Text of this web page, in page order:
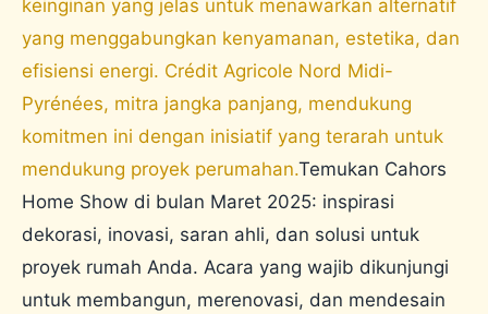
keinginan yang jelas untuk menawarkan alternatif
yang menggabungkan kenyamanan, estetika, dan
efisiensi energi. Crédit Agricole Nord Midi-
Pyrénées, mitra jangka panjang, mendukung
komitmen ini dengan inisiatif yang terarah untuk
mendukung proyek perumahan.Temukan Cahors
Home Show di bulan Maret 2025: inspirasi
dekorasi, inovasi, saran ahli, dan solusi untuk
proyek rumah Anda. Acara yang wajib dikunjungi
untuk membangun, merenovasi, dan mendesain